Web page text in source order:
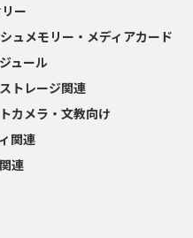
ー
ュメモリー・メディアカード
ュール
トレージ関連
カメラ・文教向け
関連
連